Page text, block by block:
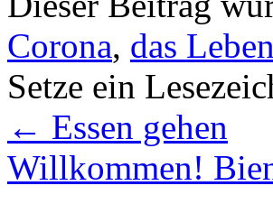
Corona, das
Setze ein
← Essen gehen
Willkommen!